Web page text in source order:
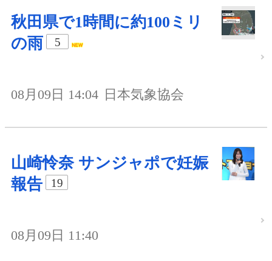
秋田県で1時間に約100ミリ
の雨
5
08月09日 14:04 日本気象協会
山崎怜奈 サンジャポで妊娠
報告
19
08月09日 11:40